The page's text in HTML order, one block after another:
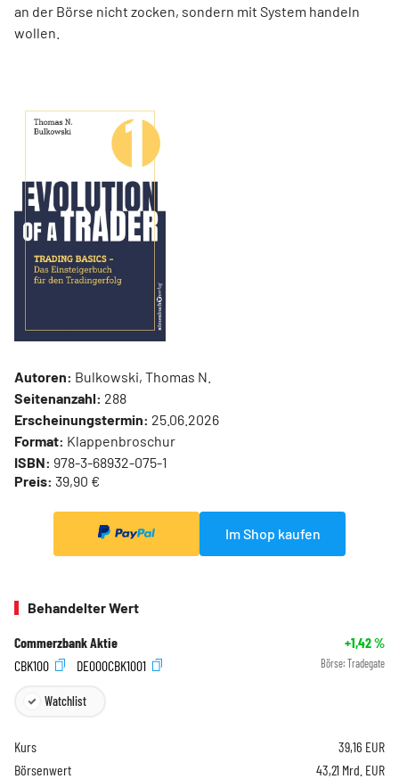
an der Börse nicht zocken, sondern mit System handeln
wollen.
Autoren: Bulkowski, Thomas N.
Seitenanzahl: 288
Erscheinungstermin: 25.06.2026
Format: Klappenbroschur
ISBN: 978-3-68932-075-1
Preis: 39,90 €
Im Shop kaufen
Behandelter Wert
Commerzbank Aktie +1,42%
CBK100
DE000CBK1001 Börse: Tradegate
Watchlist
Kurs 39,16 EUR
Börsenwert
43,21 Mrd. EUR